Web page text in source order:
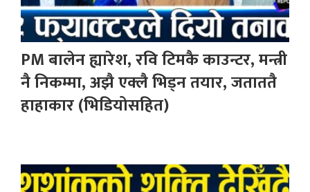
PM बालेन ह्यारेश, रवि टिमकै काउन्टर, मन्त्री
नै निकम्मा, अझै एक्लै भिड्न तयार, जताततै
हाहाकार (भिडियोसहित)